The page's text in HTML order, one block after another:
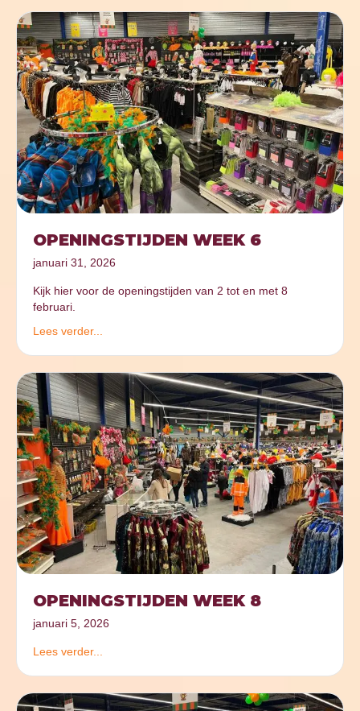
OPENINGSTIJDEN WEEK 6
januari 31, 2026
Kijk hier voor de openingstijden van 2 tot en met 8
februari.
Lees verder...
OPENINGSTIJDEN WEEK 8
januari 5, 2026
Lees verder...